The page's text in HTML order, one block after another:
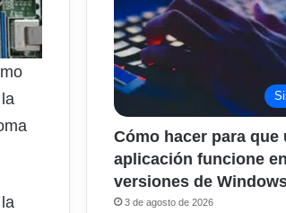
Cómo hacer para que
aplicación funcione
versiones de
3 de agosto de 2026